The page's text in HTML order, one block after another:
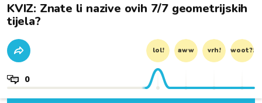
KVIZ: Znate li nazive ovih 7/7 geometrijskih
tijela?
lol! aww vrh! woot?!
0